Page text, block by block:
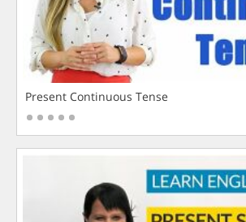
Present Continuous Tense